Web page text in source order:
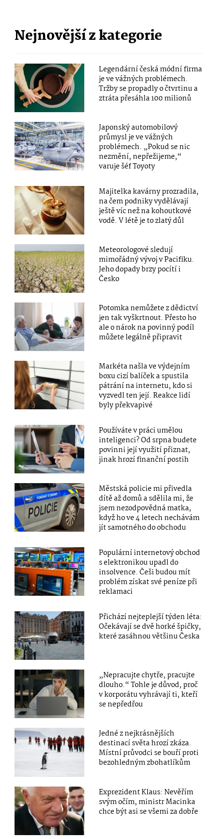
Nejnovější z kategorie
Legendární česká módní firma
je ve vážných problémech.
Tržby se propadly o čtvrtinu a
ztráta přesáhla 100 milionů
Japonský automobilový
průmysl je ve vážných
problémech. „Pokud se nic
nezmění, nepřežijeme,“
varuje šéf Toyoty
Majitelka kavárny prozradila,
na čem podniky vydělávají
ještě víc než na kohoutkové
vodě. V létě je to zlatý důl
Meteorologové sledují
mimořádný vývoj v Pacifiku.
Jeho dopady brzy pocítí i
Česko
Potomka nemůžete z dědictví
jen tak vyškrtnout. Přesto ho
ale o nárok na povinný podíl
můžete legálně připravit
Markéta našla ve výdejním
boxu cizí balíček a spustila
pátrání na internetu, kdo si
vyzvedl ten její. Reakce lidí
byly překvapivé
Používáte v práci umělou
inteligenci? Od srpna budete
povinni její využití přiznat,
jinak hrozí finanční postih
Městská policie mi přivedla
dítě až domů a sdělila mi, že
jsem nezodpovědná matka,
když ho ve 4 letech nechávám
jít samotného do obchodu
Populární internetový obchod
s elektronikou upadl do
insolvence. Češi budou mít
problém získat své peníze při
reklamaci
Přichází nejteplejší týden léta:
Očekávají se dvě horké špičky,
které zasáhnou většinu Česka
„Nepracujte chytře, pracujte
dlouho.“ Tohle je důvod, proč
v korporátu vyhrávají ti, kteří
se nepředřou
Jedné z nejkrásnějších
destinací světa hrozí zkáza.
Místní průvodci se bouří proti
bezohledným zbohatlíkům
Exprezident Klaus: Nevěřím
svým očím, ministr Macinka
chce být asi se všemi za dobře